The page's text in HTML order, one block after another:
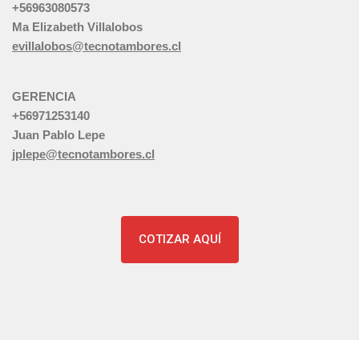
+56963080573
Ma Elizabeth Villalobos
evillalobos@tecnotambores.cl
GERENCIA
+56971253140
Juan Pablo Lepe
jplepe@tecnotambores.cl
COTIZAR AQUÍ